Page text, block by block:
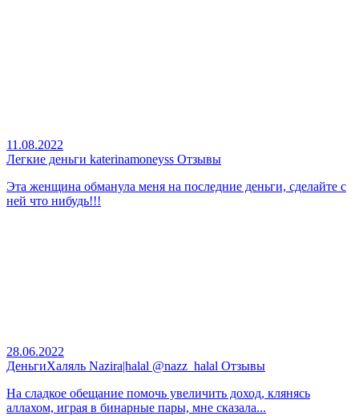
11.08.2022
Легкие деньги katerinamoneyss Отзывы
Эта женщина обманула меня на последние деньги, сделайте с
ней что нибудь!!!
28.06.2022
ДеньгиХаляль Nazira|halal @nazz_halal Отзывы
На сладкое обещание помочь увеличить доход, клянясь
аллахом, играя в бинарные пары, мне сказала...